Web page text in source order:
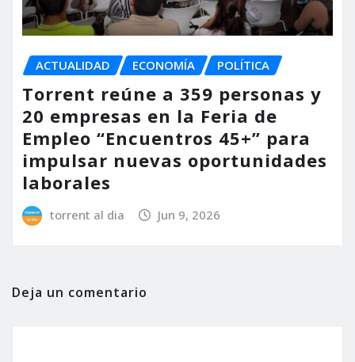
ACTUALIDAD ECONOMÍA POLÍTICA
Torrent reúne a 359 personas y
20 empresas en la Feria de
Empleo “Encuentros 45+” para
impulsar nuevas oportunidades
laborales
torrent al dia Jun 9, 2026
Deja un comentario